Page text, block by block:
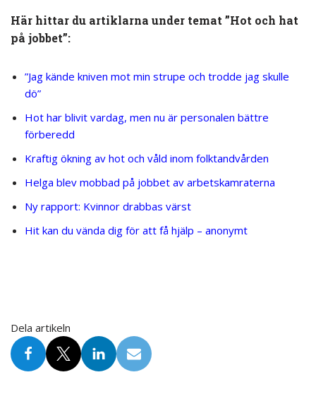
Här hittar du artiklarna under temat ”Hot och hat
på jobbet”:
”Jag kände kniven mot min strupe och trodde jag skulle
dö”
Hot har blivit vardag, men nu är personalen bättre
förberedd
Kraftig ökning av hot och våld inom folktandvården
Helga blev mobbad på jobbet av arbetskamraterna
Ny rapport: Kvinnor drabbas värst
Hit kan du vända dig för att få hjälp – anonymt
Dela artikeln